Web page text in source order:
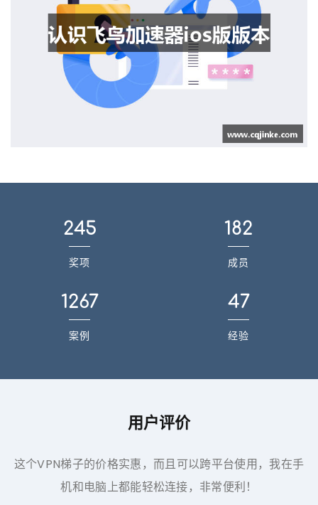
245
奖项
182
成员
1267
案例
47
经验
用户评价
这个VPN梯子的价格实惠，而且可以跨平台使用，我在手
机和电脑上都能轻松连接，非常便利！